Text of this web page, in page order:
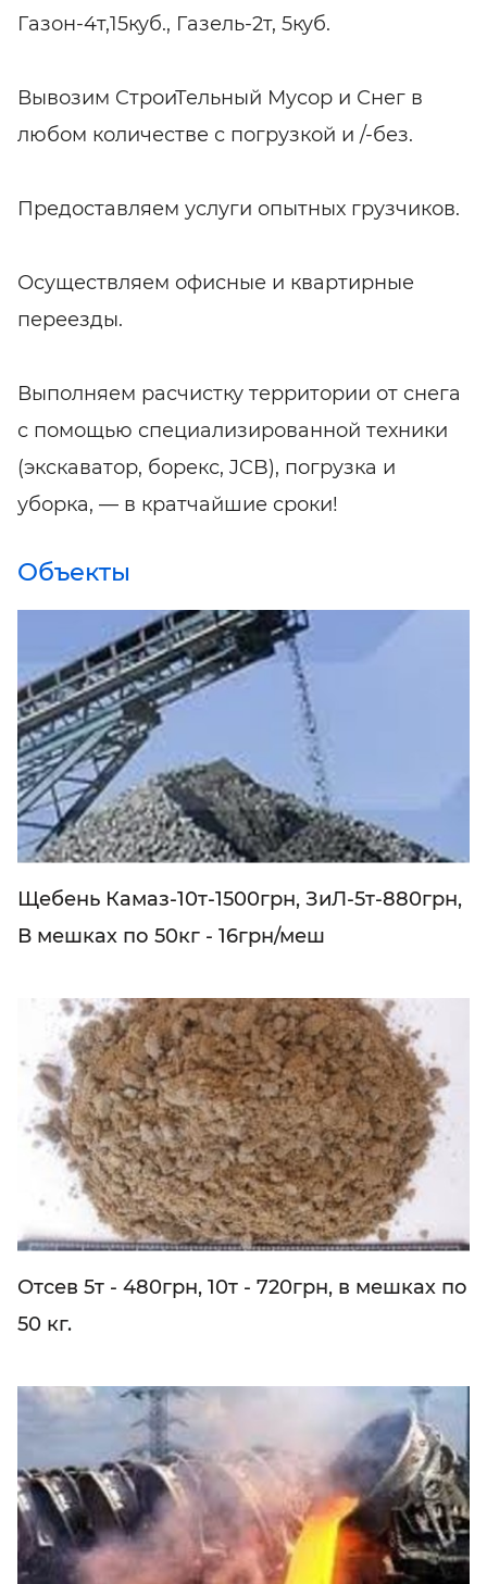
Газон-4т,15куб., Газель-2т, 5куб.
Вывозим CтроиТельный Мусор и Снег в
любом количестве с погрузкой и /-без.
Предоставляем услуги опытных грузчиков.
Осуществляем офисные и квартирные
переезды.
Выполняем расчистку территории от снега
с помощью специализированной техники
(экскаватор, борекс, JCB), погрузка и
уборка, — в кратчайшие сроки!
Объекты
Щебень Камаз-10т-1500грн, ЗиЛ-5т-880грн,
В мешках по 50кг - 16грн/меш
Отсев 5т - 480грн, 10т - 720грн, в мешках по
50 кг.